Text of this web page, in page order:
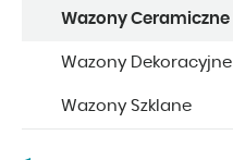
Wazony Ceramiczne
Wazony Dekoracyjne
Wazony Szklane